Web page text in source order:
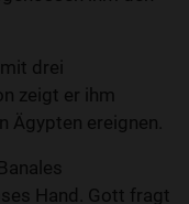
drei
zeigt er ihm
ereignen.
Hand. Gott fragt